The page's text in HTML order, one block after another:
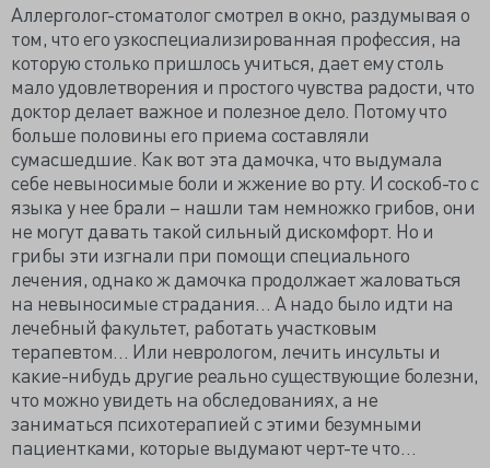
Аллерголог-стоматолог смотрел в окно, раздумывая о
том, что его узкоспециализированная профессия, на
которую столько пришлось учиться, дает ему столь
мало удовлетворения и простого чувства радости, что
доктор делает важное и полезное дело. Потому что
больше половины его приема составляли
сумасшедшие. Как вот эта дамочка, что выдумала
себе невыносимые боли и жжение во рту. И соскоб-то с
языка у нее брали – нашли там немножко грибов, они
не могут давать такой сильный дискомфорт. Но и
грибы эти изгнали при помощи специального
лечения, однако ж дамочка продолжает жаловаться
на невыносимые страдания… А надо было идти на
лечебный факультет, работать участковым
терапевтом… Или неврологом, лечить инсульты и
какие-нибудь другие реально существующие болезни,
что можно увидеть на обследованиях, а не
заниматься психотерапией с этими безумными
пациентками, которые выдумают черт-те что…